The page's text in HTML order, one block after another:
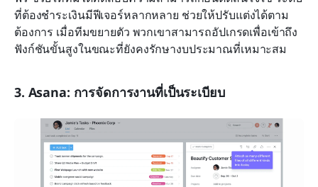
ที่ต้องชำระเงินมีฟีเจอร์หลากหลาย ช่วยให้ปรับแต่งได้ตาม
ต้องการ เมื่อทีมขยายตัว พวกเขาสามารถอัปเกรดเพื่อเข้าถึง
ฟังก์ชันขั้นสูงในขณะที่ยังคงรักษางบประมาณที่เหมาะสม
3. Asana: การจัดการงานที่เป็นระเบียบ